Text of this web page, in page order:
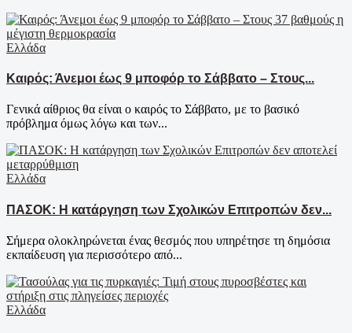
Ελλάδα
Καιρός: Άνεμοι έως 9 μποφόρ το Σάββατο – Στους...
Γενικά αίθριος θα είναι ο καιρός το Σάββατο, με το βασικό
πρόβλημα όμως λόγω και των...
Ελλάδα
ΠΑΣΟΚ: Η κατάργηση των Σχολικών Επιτροπών δεν...
Σήμερα ολοκληρώνεται ένας θεσμός που υπηρέτησε τη δημόσια
εκπαίδευση για περισσότερο από...
Ελλάδα